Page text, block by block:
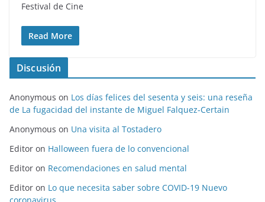
Festival de Cine
Read More
Discusión
Anonymous on Los días felices del sesenta y seis: una reseña
de La fugacidad del instante de Miguel Falquez-Certain
Anonymous on Una visita al Tostadero
Editor on Halloween fuera de lo convencional
Editor on Recomendaciones en salud mental
Editor on Lo que necesita saber sobre COVID-19 Nuevo